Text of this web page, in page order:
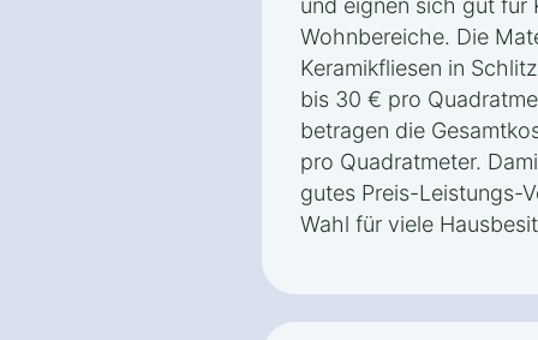
und eignen sich gut für
Wohnbereiche. Die
Keramikfliesen in
bis 30 € pro
betragen die
pro Quadratmeter.
gutes Preis-Leistungs-
Wahl für viele